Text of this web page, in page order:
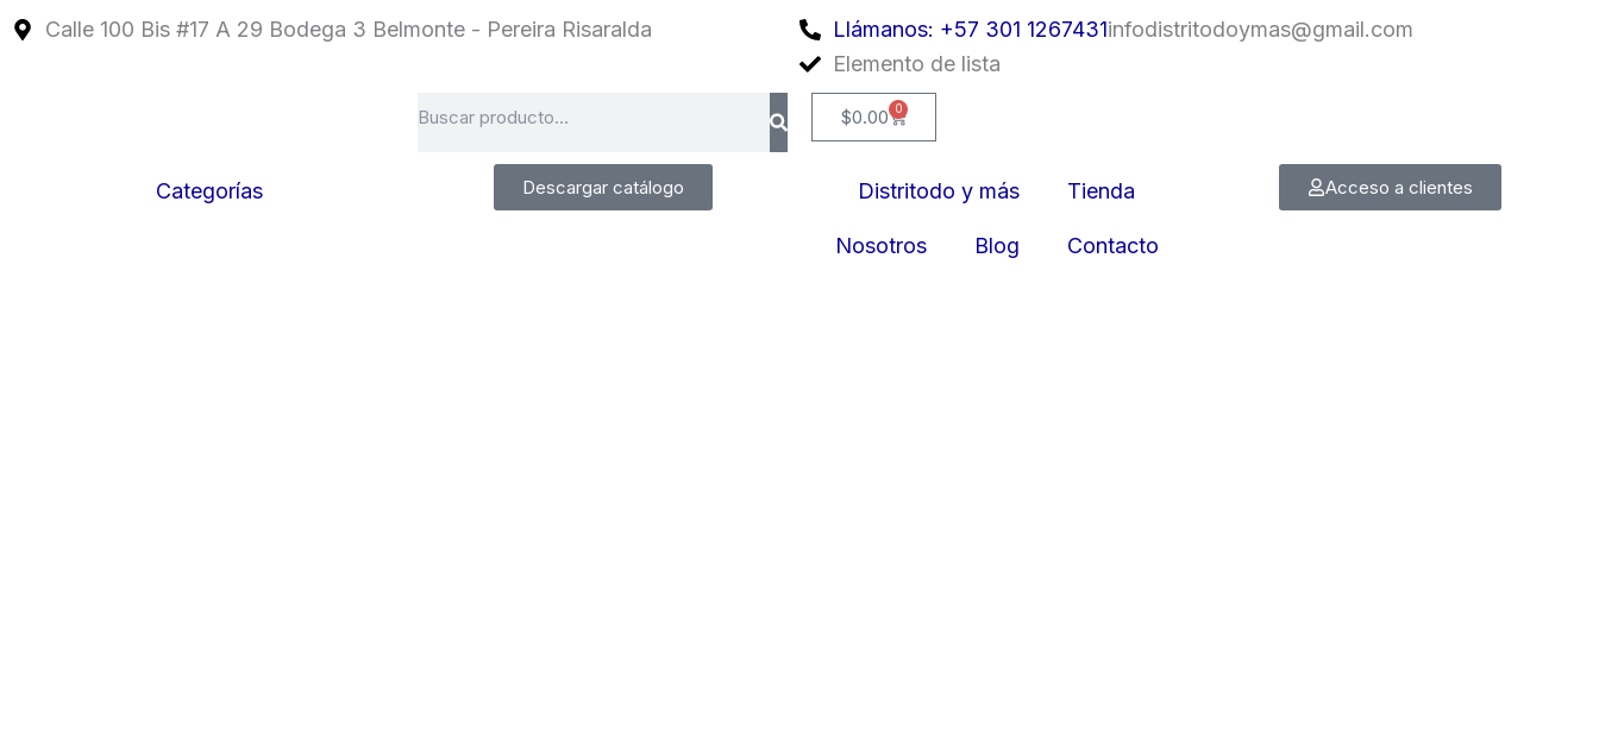
Calle 100 Bis #17 A 29 Bodega 3 Belmonte - Pereira Risaralda Llámanos: +57 301 1267431infodistritodoymas@gmail.com
Elemento de lista
$0.00 0
Cart
Categorías Descargar catálogo Distritodo y más Tienda
Nosotros Blog Contacto
Acceso a clientes